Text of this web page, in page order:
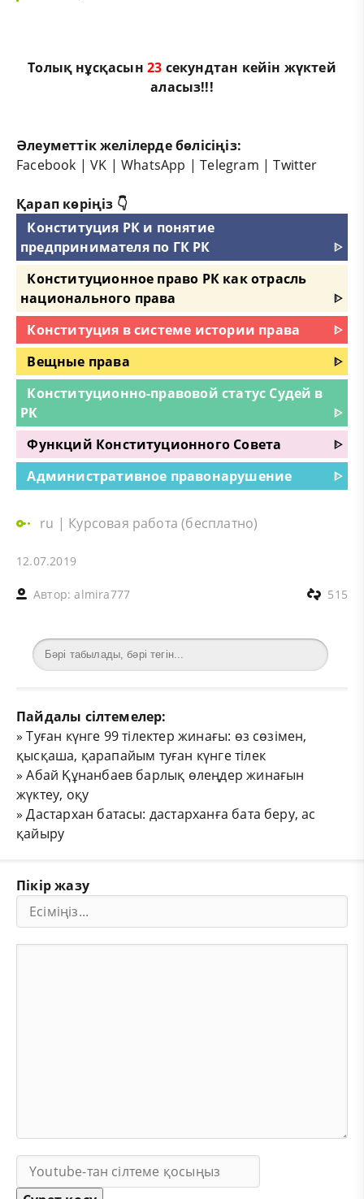
Толық нұсқасын22 секундтан кейін жүктей
аласыз!!!
Әлеуметтік желілерде бөлісіңіз:
Facebook |VK |WhatsApp |Telegram |Twitter
Қарап көріңіз 👇
Конституция РК и понятие
предпринимателя по ГК РК
ᐈ
Конституционное право РК как отрасль
национального права
ᐈ
Конституция в системе истории права
ᐈ
Вещные права
ᐈ
Конституционно-правовой статус Судей в
РК
ᐈ
Функций Конституционного Совета
ᐈ
Административное правонарушение
ᐈ
ru | Курсовая работа (бесплатно)
12.07.2019
Автор:almira777 515
Пайдалы сілтемелер:
»Туған күнге 99 тілектер жинағы: өз сөзімен,
қысқаша, қарапайым туған күнге тілек
»Абай Құнанбаев барлық өлеңдер жинағын
жүктеу, оқу
»Дастархан батасы: дастарханға бата беру, ас
қайыру
Пікір жазу